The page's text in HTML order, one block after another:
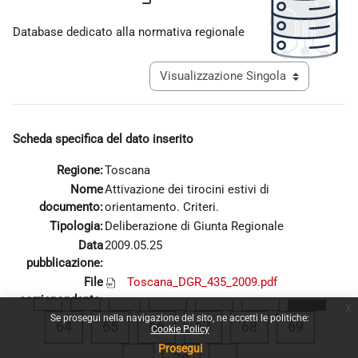
Se prosegui nella navigazione del sito, ne accetti le politiche:
Cookie Policy
Prosegui
Database dedicato alla normativa regionale
Navigazione terziaria modalità
Scheda specifica del dato inserito
Regione:Toscana
Nome
documento:
Attivazione dei tirocini estivi di
orientamento. Criteri.
Tipologia:Deliberazione di Giunta Regionale
Data
pubblicazione:
2009.05.25
File
corrispondente:
Toscana_DGR_435_2009.pdf
«Pagina precedente
1Pagina 1
… 60Pagina 60
61 Pagina 61
62 63
64Pagina 64
65Pagina 65
66Pagina 66
67Pagina 67
68Pagina 68
69Pagina